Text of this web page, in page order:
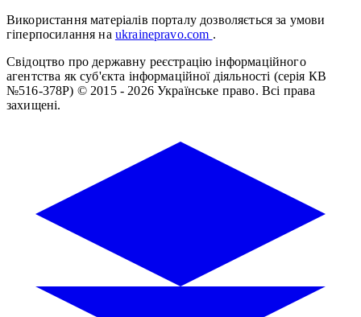
Використання матеріалів порталу дозволяється за умови
гіперпосилання на ukrainepravo.com .
Свідоцтво про державну реєстрацію інформаційного
агентства як суб'єкта інформаційної діяльності (серія КВ
№516-378Р) © 2015 - 2026 Українське право. Всі права
захищені.